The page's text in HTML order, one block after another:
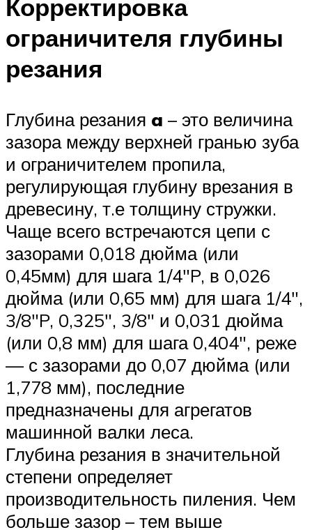
Корректировка
ограничителя глубины
резания
Глубина резания a – это величина
зазора между верхней гранью зуба
и ограничителем пропила,
регулирующая глубину врезания в
древесину, т.е толщину стружки.
Чаще всего встречаются цепи с
зазорами 0,018 дюйма (или
0,45мм) для шага 1/4″P, в 0,026
дюйма (или 0,65 мм) для шага 1/4″,
3/8″P, 0,325″, 3/8″ и 0,031 дюйма
(или 0,8 мм) для шага 0,404″, реже
— с зазорами до 0,07 дюйма (или
1,778 мм), последние
предназначены для агрегатов
машинной валки леса.
Глубина резания в значительной
степени определяет
производительность пиления. Чем
больше зазор – тем выше